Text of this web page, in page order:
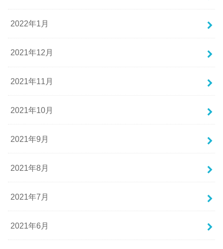
2022年1月
2021年12月
2021年11月
2021年10月
2021年9月
2021年8月
2021年7月
2021年6月